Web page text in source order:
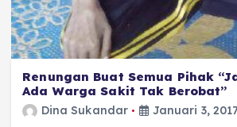
Renungan Buat Semua Pihak
Ada Warga Sakit Tak Berobat”
Dina Sukandar Januari 3,